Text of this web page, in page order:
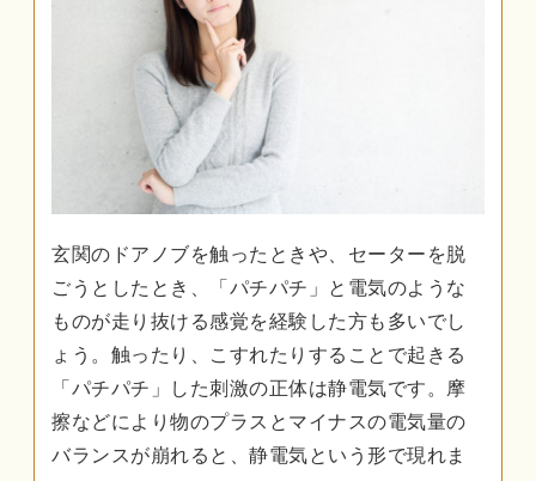
玄関のドアノブを触ったときや、セーターを脱
ごうとしたとき、「パチパチ」と電気のような
ものが走り抜ける感覚を経験した方も多いでし
ょう。触ったり、こすれたりすることで起きる
「パチパチ」した刺激の正体は静電気です。摩
擦などにより物のプラスとマイナスの電気量の
バランスが崩れると、静電気という形で現れま